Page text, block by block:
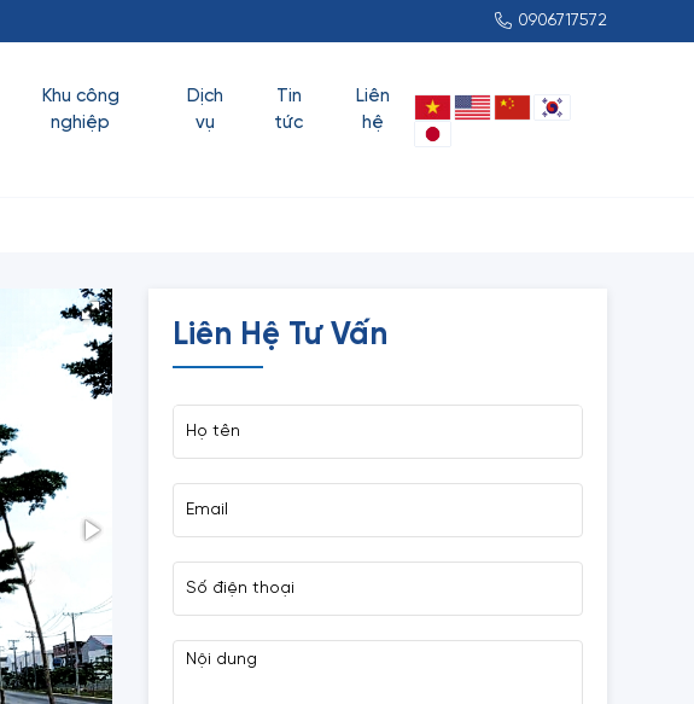
0906717572
Khu công
nghiệp
Dịch
vụ
Tin
tức
Liên
hệ
Liên Hệ Tư Vấn